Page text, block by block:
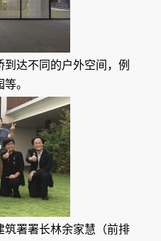
达不同的户外空间，例
。
署署长林余家慧（前排